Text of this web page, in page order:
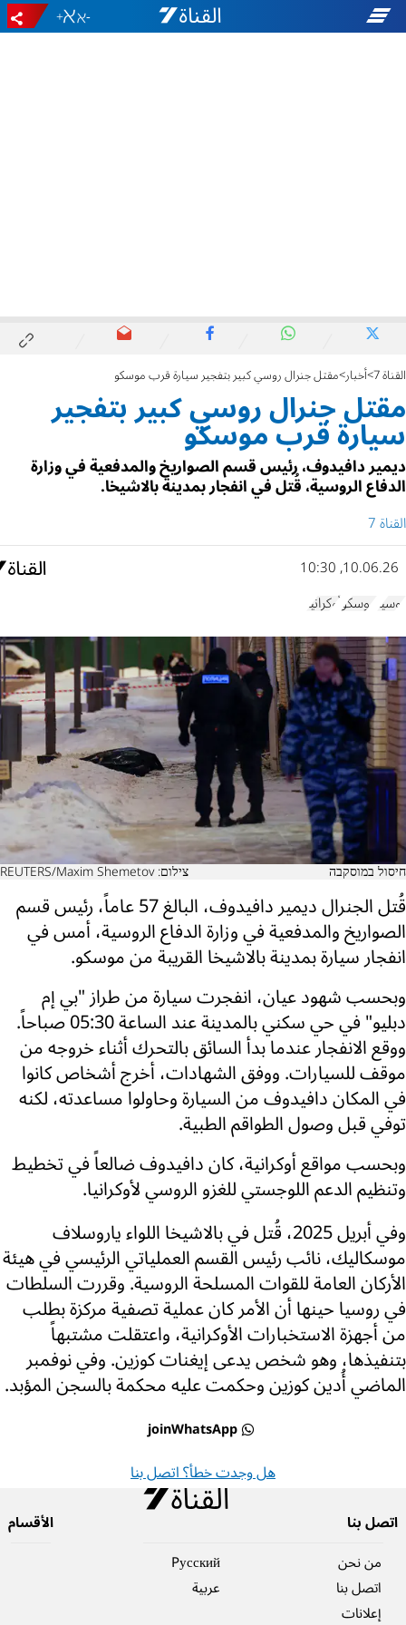
-
+
القناة 7 أخبار مقتل جنرال روسي كبير بتفجير سيارة قرب موسكو
مقتل جنرال روسي كبير بتفجير
سيارة قرب موسكو
ديمير دافيدوف، رئيس قسم الصواريخ والمدفعية في وزارة
الدفاع الروسية، قُتل في انفجار بمدينة بالاشيخا.
القناة 7
10.06.26, 10:30
روسيا موسكوأوكرانيا
חיסול במוסקבה צילום: REUTERS/Maxim Shemetov
قُتل الجنرال ديمير دافيدوف، البالغ 57 عاماً، رئيس قسم
الصواريخ والمدفعية في وزارة الدفاع الروسية، أمس في
انفجار سيارة بمدينة بالاشيخا القريبة من موسكو.
وبحسب شهود عيان، انفجرت سيارة من طراز "بي إم
دبليو" في حي سكني بالمدينة عند الساعة 05:30 صباحاً.
ووقع الانفجار عندما بدأ السائق بالتحرك أثناء خروجه من
موقف للسيارات. ووفق الشهادات، أخرج أشخاص كانوا
في المكان دافيدوف من السيارة وحاولوا مساعدته، لكنه
توفي قبل وصول الطواقم الطبية.
وبحسب مواقع أوكرانية، كان دافيدوف ضالعاً في تخطيط
وتنظيم الدعم اللوجستي للغزو الروسي لأوكرانيا.
وفي أبريل 2025، قُتل في بالاشيخا اللواء ياروسلاف
موسكاليك، نائب رئيس القسم العملياتي الرئيسي في هيئة
الأركان العامة للقوات المسلحة الروسية. وقررت السلطات
في روسيا حينها أن الأمر كان عملية تصفية مركزة بطلب
من أجهزة الاستخبارات الأوكرانية، واعتقلت مشتبهاً
بتنفيذها، وهو شخص يدعى إيغنات كوزين. وفي نوفمبر
الماضي أُدين كوزين وحكمت عليه محكمة بالسجن المؤبد.
joinWhatsApp
هل وجدت خطأ؟ اتصل بنا
اتصل بنا
من نحن
اتصل بنا
إعلانات
Pусский
عربية
الأقسام